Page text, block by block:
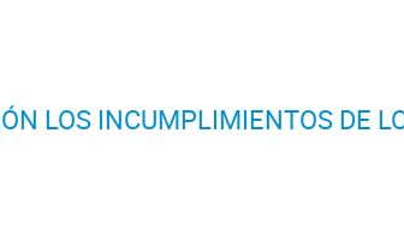
LOS INCUMPLIMIENTOS DE